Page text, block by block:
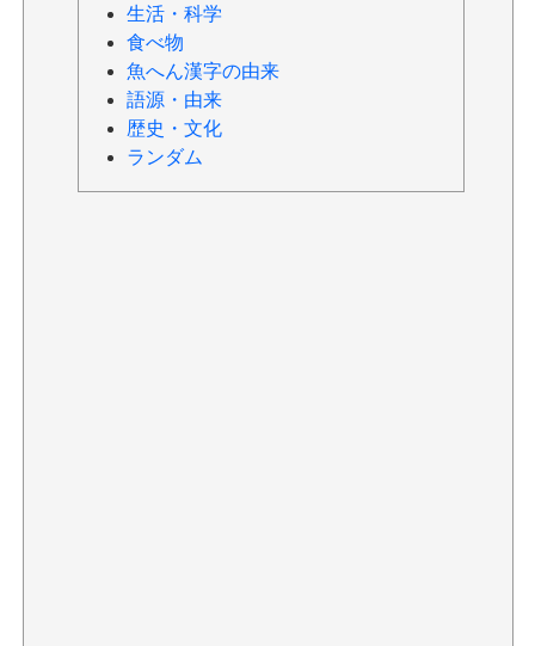
生活・科学
食べ物
魚へん漢字の由来
語源・由来
歴史・文化
ランダム